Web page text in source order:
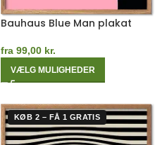
Bauhaus Blue Man plakat
fra 99,00 kr.
VÆLG MULIGHEDER
KØB 2 – FÅ 1 GRATIS